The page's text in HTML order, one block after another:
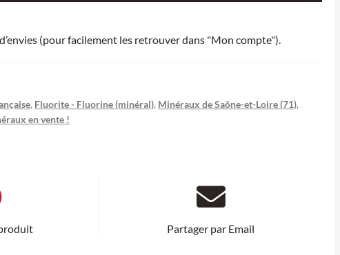
(pour facilement les retrouver dans "Mon compte").
, Fluorite - Fluorine (minéral), Minéraux de Saône-et-Loire (71),
en vente !
Partager par Email